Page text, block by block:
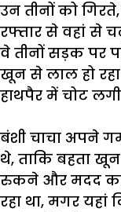
उन तीनों को गिरते,
रफ्तार से वहां से
वे तीनों सड़क पर
खून से लाल हो रहा
हाथपैर में चोट लगी
बंशी चाचा अपने
थे, ताकि बहता खून
रुकने और मदद
रहा था, मगर यहां